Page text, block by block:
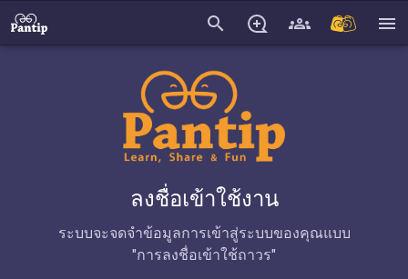
search menu
ลงชื่อเข้าใช้งาน
ระบบจะจดจำข้อมูลการเข้าสู่ระบบของคุณแบบ
"การลงชื่อเข้าใช้ถาวร"